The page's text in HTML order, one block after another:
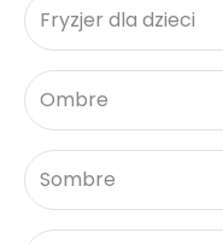
Fryzjer dla dzieci
Ombre
Sombre